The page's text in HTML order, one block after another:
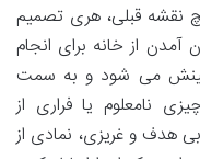
نقشه قبلی، هری تصمیم
آمدن از خانه برای انجام
می شود و به سمت
نامعلوم یا فراری از
هدف و غریزی، نمادی از